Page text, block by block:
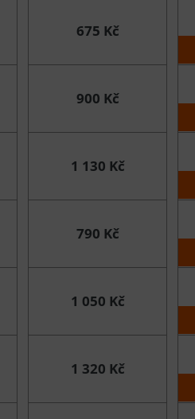
675 Kč
900 Kč
1 130 Kč
790 Kč
1 050 Kč
1 320 Kč